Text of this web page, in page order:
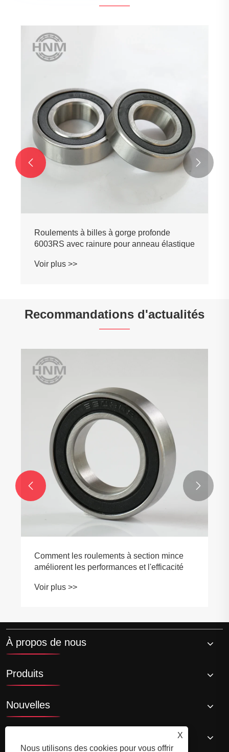
Roulements à billes à gorge profonde
6003RS avec rainure pour anneau élastique
Voir plus >>
 
Recommandations d'actualités
Comment les roulements à section mince
améliorent les performances et l'efficacité
Voir plus >>
 
À propos de nous
Produits
Nouvelles
X
Nous utilisons des cookies pour vous offrir